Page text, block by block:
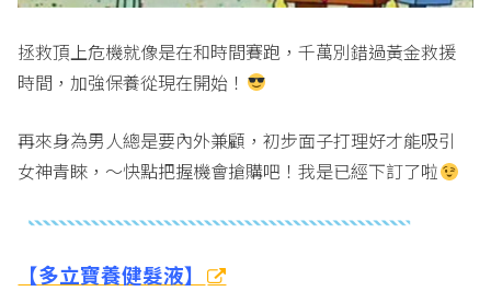
拯救頂上危機就像是在和時間賽跑，千萬別錯過黃金救援
時間，加強保養從現在開始！
再來身為男人總是要內外兼顧，初步面子打理好才能吸引
女神青睞，～快點把握機會搶購吧！我是已經下訂了啦
【多立寶養健髮液】